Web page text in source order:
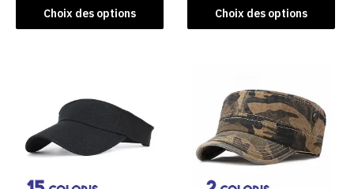
Choix des options
Ce
produit
Les
options
peuvent
être
Choix des options
Ce
produit
Les
options
peuvent
être